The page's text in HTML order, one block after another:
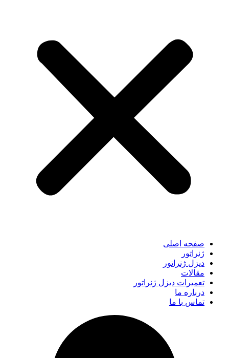
صفحه اصلی
ژنراتور
دیزل ژنراتور
مقالات
تعمیرات دیزل ژنراتور
درباره ما
تماس با ما